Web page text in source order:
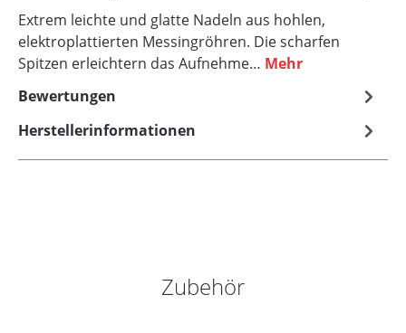
Extrem leichte und glatte Nadeln aus hohlen,
elektroplattierten Messingröhren. Die scharfen
Spitzen erleichtern das Aufnehme… Mehr
Bewertungen
Herstellerinformationen
Produktgalerie überspringen
Zubehör